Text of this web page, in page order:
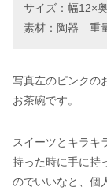
サイズ：幅12×
素材：陶器 重
写真左のピンクの
お茶碗です。
スイーツとキラキ
持った時に手に持
のでいいなと、個